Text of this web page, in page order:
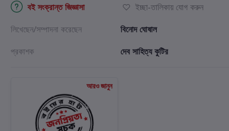
বই সংক্রান্ত জিজ্ঞাসা
ইচ্ছা-তালিকায় যোগ করুন
লিখেছেন/সম্পাদনা করেছেন
বিনোদ ঘোষাল
প্রকাশক
দেব সাহিত্য কুটির
আরও জানুন